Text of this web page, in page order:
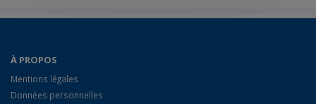
À PROPOS
Mentions légales
Données personnelles